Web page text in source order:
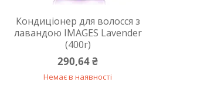
Кондиціонер для волосся з
лавандою IMAGES Lavender
(400г)
290,64 ₴
Немає в наявності